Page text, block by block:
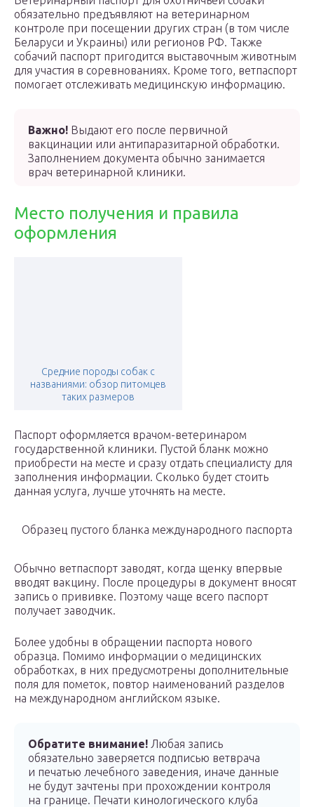
обязательно предъявляют на ветеринарном
контроле при посещении других стран (в том числе
Беларуси и Украины) или регионов РФ. Также
собачий паспорт пригодится выставочным животным
для участия в соревнованиях. Кроме того, ветпаспорт
помогает отслеживать медицинскую информацию.
Важно! Выдают его после первичной
вакцинации или антипаразитарной обработки.
Заполнением документа обычно занимается
врач ветеринарной клиники.
Место получения и правила
оформления
Средние породы собак с
названиями: обзор питомцев
таких размеров
Паспорт оформляется врачом-ветеринаром
государственной клиники. Пустой бланк можно
приобрести на месте и сразу отдать специалисту для
заполнения информации. Сколько будет стоить
данная услуга, лучше уточнять на месте.
Образец пустого бланка международного паспорта
Обычно ветпаспорт заводят, когда щенку впервые
вводят вакцину. После процедуры в документ вносят
запись о прививке. Поэтому чаще всего паспорт
получает заводчик.
Более удобны в обращении паспорта нового
образца. Помимо информации о медицинских
обработках, в них предусмотрены дополнительные
поля для пометок, повтор наименований разделов
на международном английском языке.
Обратите внимание! Любая запись
обязательно заверяется подписью ветврача
и печатью лечебного заведения, иначе данные
не будут зачтены при прохождении контроля
на границе. Печати кинологического клуба